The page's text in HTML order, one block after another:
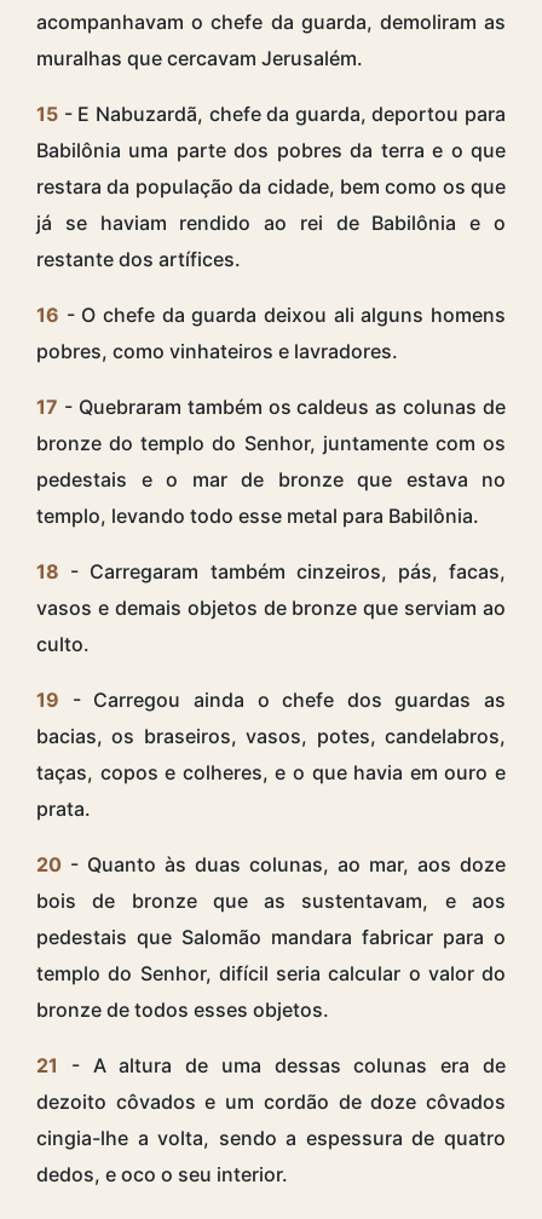
acompanhavam o chefe da guarda, demoliram as
muralhas que cercavam Jerusalém.
15 - E Nabuzardã, chefe da guarda, deportou para
Babilônia uma parte dos pobres da terra e o que
restara da população da cidade, bem como os que
já se haviam rendido ao rei de Babilônia e o
restante dos artífices.
16 - O chefe da guarda deixou ali alguns homens
pobres, como vinhateiros e lavradores.
17 - Quebraram também os caldeus as colunas de
bronze do templo do Senhor, juntamente com os
pedestais e o mar de bronze que estava no
templo, levando todo esse metal para Babilônia.
18 - Carregaram também cinzeiros, pás, facas,
vasos e demais objetos de bronze que serviam ao
culto.
19 - Carregou ainda o chefe dos guardas as
bacias, os braseiros, vasos, potes, candelabros,
taças, copos e colheres, e o que havia em ouro e
prata.
20 - Quanto às duas colunas, ao mar, aos doze
bois de bronze que as sustentavam, e aos
pedestais que Salomão mandara fabricar para o
templo do Senhor, difícil seria calcular o valor do
bronze de todos esses objetos.
21 - A altura de uma dessas colunas era de
dezoito côvados e um cordão de doze côvados
cingia-lhe a volta, sendo a espessura de quatro
dedos, e oco o seu interior.